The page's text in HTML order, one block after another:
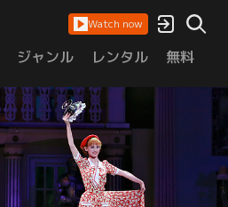
Watch now
ジャンル レンタル 無料